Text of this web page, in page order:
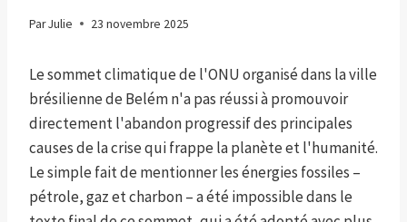
ParJulie 23 novembre 2025
Le sommet climatique de l'ONU organisé dans la ville
brésilienne de Belém n'a pas réussi à promouvoir
directement l'abandon progressif des principales
causes de la crise qui frappe la planète et l'humanité.
Le simple fait de mentionner les énergies fossiles –
pétrole, gaz et charbon – a été impossible dans le